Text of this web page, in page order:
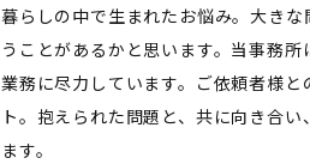
暮らしの中で生まれたお悩み。大き
うことがあるかと思います。当事務
業務に尽力しています。ご依頼者様
ト。抱えられた問題と、共に向き合
ます。